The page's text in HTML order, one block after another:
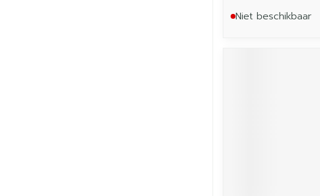
Niet beschikbaar